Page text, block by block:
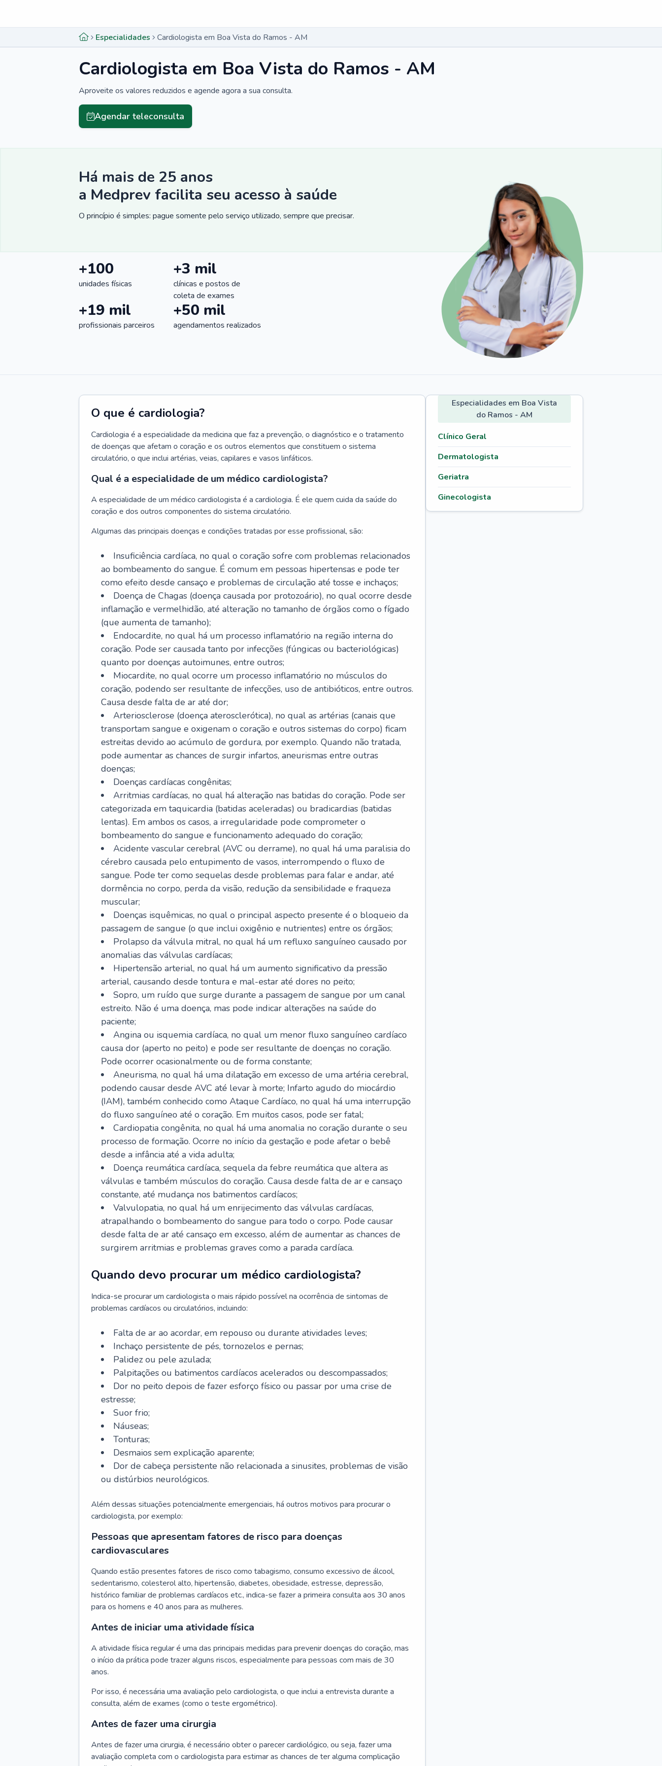
Especialidades Cardiologista em Boa Vista do Ramos - AM
Cardiologista em Boa Vista do Ramos - AM
Aproveite os valores reduzidos e agende agora a sua consulta.
Agendar teleconsulta
Há mais de 25 anos
a Medprev facilita seu acesso à saúde
O princípio é simples: pague somente pelo serviço utilizado, sempre que precisar.
+100
unidades físicas
+3 mil
clínicas e postos de
coleta de exames
+19 mil
profissionais parceiros
+50 mil
agendamentos realizados
O que é cardiologia?
Cardiologia é a especialidade da medicina que faz a prevenção, o diagnóstico e o tratamento
de doenças que afetam o coração e os outros elementos que constituem o sistema
circulatório, o que inclui artérias, veias, capilares e vasos linfáticos.
Qual é a especialidade de um médico cardiologista?
A especialidade de um médico cardiologista é a cardiologia. É ele quem cuida da saúde do
coração e dos outros componentes do sistema circulatório.
Algumas das principais doenças e condições tratadas por esse profissional, são:
Insuficiência cardíaca, no qual o coração sofre com problemas relacionados
ao bombeamento do sangue. É comum em pessoas hipertensas e pode ter
como efeito desde cansaço e problemas de circulação até tosse e inchaços;
Doença de Chagas (doença causada por protozoário), no qual ocorre desde
inflamação e vermelhidão, até alteração no tamanho de órgãos como o fígado
(que aumenta de tamanho);
Endocardite, no qual há um processo inflamatório na região interna do
coração. Pode ser causada tanto por infecções (fúngicas ou bacteriológicas)
quanto por doenças autoimunes, entre outros;
Miocardite, no qual ocorre um processo inflamatório no músculos do
coração, podendo ser resultante de infecções, uso de antibióticos, entre outros.
Causa desde falta de ar até dor;
Arteriosclerose (doença aterosclerótica), no qual as artérias (canais que
transportam sangue e oxigenam o coração e outros sistemas do corpo) ficam
estreitas devido ao acúmulo de gordura, por exemplo. Quando não tratada,
pode aumentar as chances de surgir infartos, aneurismas entre outras
doenças;
Doenças cardíacas congênitas;
Arritmias cardíacas, no qual há alteração nas batidas do coração. Pode ser
categorizada em taquicardia (batidas aceleradas) ou bradicardias (batidas
lentas). Em ambos os casos, a irregularidade pode comprometer o
bombeamento do sangue e funcionamento adequado do coração;
Acidente vascular cerebral (AVC ou derrame), no qual há uma paralisia do
cérebro causada pelo entupimento de vasos, interrompendo o fluxo de
sangue. Pode ter como sequelas desde problemas para falar e andar, até
dormência no corpo, perda da visão, redução da sensibilidade e fraqueza
muscular;
Doenças isquêmicas, no qual o principal aspecto presente é o bloqueio da
passagem de sangue (o que inclui oxigênio e nutrientes) entre os órgãos;
Prolapso da válvula mitral, no qual há um refluxo sanguíneo causado por
anomalias das válvulas cardíacas;
Hipertensão arterial, no qual há um aumento significativo da pressão
arterial, causando desde tontura e mal-estar até dores no peito;
Sopro, um ruído que surge durante a passagem de sangue por um canal
estreito. Não é uma doença, mas pode indicar alterações na saúde do
paciente;
Angina ou isquemia cardíaca, no qual um menor fluxo sanguíneo cardíaco
causa dor (aperto no peito) e pode ser resultante de doenças no coração.
Pode ocorrer ocasionalmente ou de forma constante;
Aneurisma, no qual há uma dilatação em excesso de uma artéria cerebral,
podendo causar desde AVC até levar à morte; Infarto agudo do miocárdio
(IAM), também conhecido como Ataque Cardíaco, no qual há uma interrupção
do fluxo sanguíneo até o coração. Em muitos casos, pode ser fatal;
Cardiopatia congênita, no qual há uma anomalia no coração durante o seu
processo de formação. Ocorre no início da gestação e pode afetar o bebê
desde a infância até a vida adulta;
Doença reumática cardíaca, sequela da febre reumática que altera as
válvulas e também músculos do coração. Causa desde falta de ar e cansaço
constante, até mudança nos batimentos cardíacos;
Valvulopatia, no qual há um enrijecimento das válvulas cardíacas,
atrapalhando o bombeamento do sangue para todo o corpo. Pode causar
desde falta de ar até cansaço em excesso, além de aumentar as chances de
surgirem arritmias e problemas graves como a parada cardíaca.
Quando devo procurar um médico cardiologista?
Indica-se procurar um cardiologista o mais rápido possível na ocorrência de sintomas de
problemas cardíacos ou circulatórios, incluindo:
Falta de ar ao acordar, em repouso ou durante atividades leves;
Inchaço persistente de pés, tornozelos e pernas;
Palidez ou pele azulada;
Palpitações ou batimentos cardíacos acelerados ou descompassados;
Dor no peito depois de fazer esforço físico ou passar por uma crise de
estresse;
Suor frio;
Náuseas;
Tonturas;
Desmaios sem explicação aparente;
Dor de cabeça persistente não relacionada a sinusites, problemas de visão
ou distúrbios neurológicos.
Além dessas situações potencialmente emergenciais, há outros motivos para procurar o
cardiologista, por exemplo:
Pessoas que apresentam fatores de risco para doenças
cardiovasculares
Quando estão presentes fatores de risco como tabagismo, consumo excessivo de álcool,
sedentarismo, colesterol alto, hipertensão, diabetes, obesidade, estresse, depressão,
histórico familiar de problemas cardíacos etc., indica-se fazer a primeira consulta aos 30 anos
para os homens e 40 anos para as mulheres.
Antes de iniciar uma atividade física
A atividade física regular é uma das principais medidas para prevenir doenças do coração, mas
o início da prática pode trazer alguns riscos, especialmente para pessoas com mais de 30
anos.
Por isso, é necessária uma avaliação pelo cardiologista, o que inclui a entrevista durante a
consulta, além de exames (como o teste ergométrico).
Antes de fazer uma cirurgia
Antes de fazer uma cirurgia, é necessário obter o parecer cardiológico, ou seja, fazer uma
avaliação completa com o cardiologista para estimar as chances de ter alguma complicação
Especialidades em Boa Vista
do Ramos - AM
Clínico Geral
Dermatologista
Geriatra
Ginecologista